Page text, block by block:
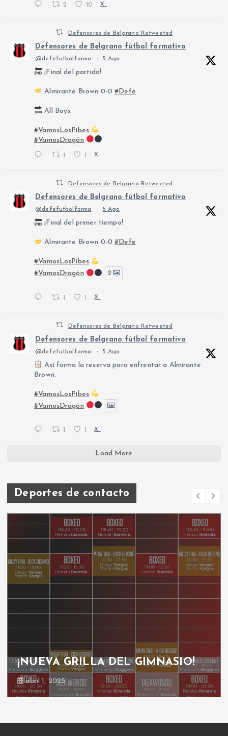
2 10 X
Defensores de Belgrano Retweeted
Defensores de Belgrano fútbol formativo
@defefutbolforma · 5 Ago
¡Final del partido!
Almirante Brown 0-0#Defe
All Boys.
#VamosLosPibes
#VamosDragón
X
Defensores de Belgrano Retweeted
Defensores de Belgrano fútbol formativo
@defefutbolforma · 5 Ago
¡Final del primer tiempo!
Almirante Brown 0-0#Defe
#VamosLosPibes
#VamosDragón
2
1 1 X
Defensores de Belgrano Retweeted
Defensores de Belgrano fútbol formativo
@defefutbolforma · 5 Ago
Así forma la reserva para enfrentar a Almirante
Brown.
#VamosLosPibes
#VamosDragón
X
Load More
Deportes de contacto
¡NUEVA GRILLA DEL GIMNASIO!
abril 1, 2025